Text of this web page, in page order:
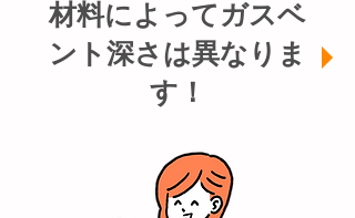
材料によってガスベ
ント深さは異なりま
す！